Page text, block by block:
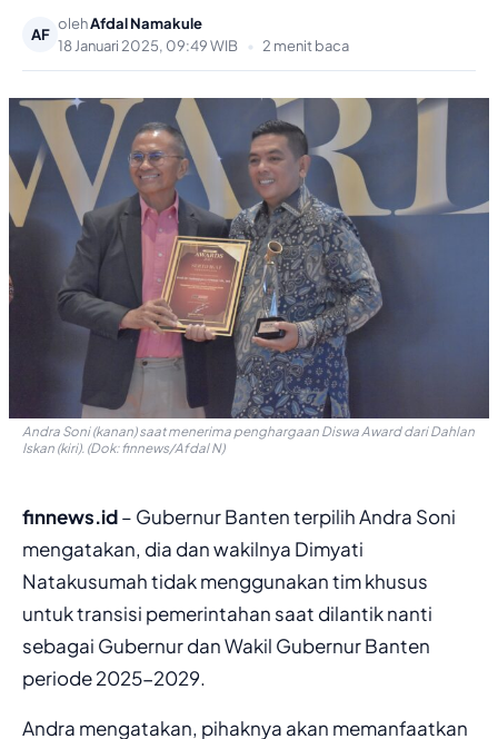
AF
olehAfdal Namakule
18 Januari 2025, 09:49 WIB
• 2 menit baca
Andra Soni (kanan) saat menerima penghargaan Diswa Award dari Dahlan
Iskan (kiri). (Dok: finnews/Afdal N)
finnews.id– Gubernur Banten terpilih Andra Soni
mengatakan, dia dan wakilnya Dimyati
Natakusumah tidak menggunakan tim khusus
untuk transisi pemerintahan saat dilantik nanti
sebagai Gubernur dan Wakil Gubernur Banten
periode 2025-2029.
Andra mengatakan, pihaknya akan memanfaatkan